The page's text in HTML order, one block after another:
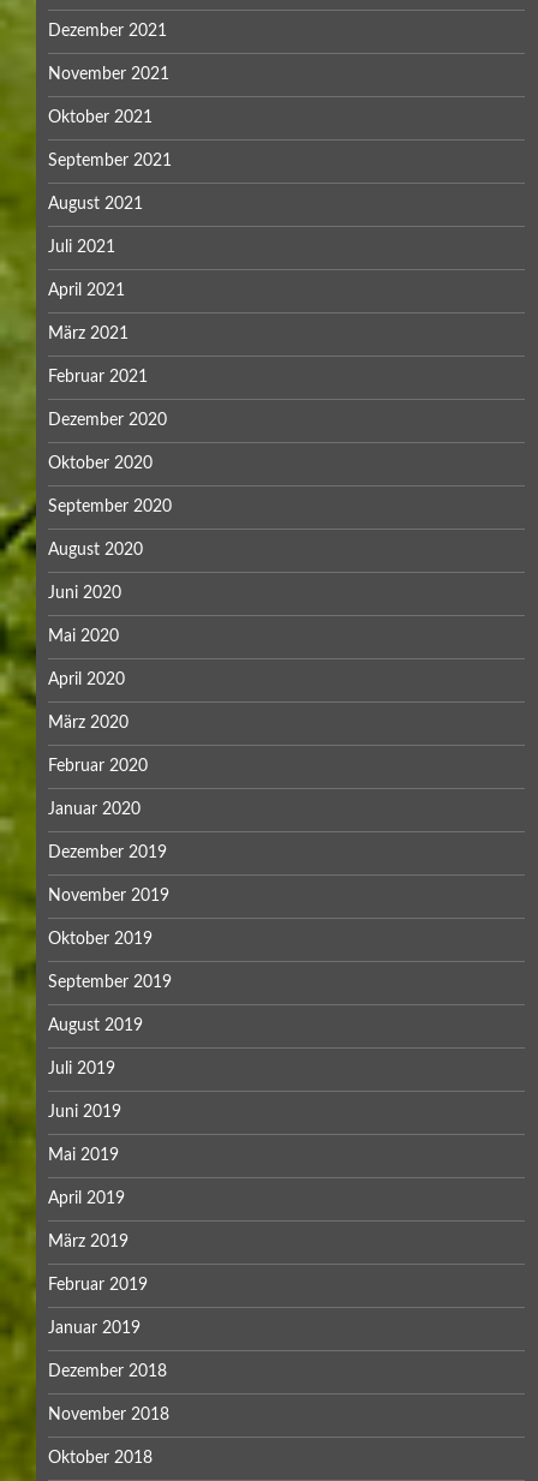
Dezember 2021
November 2021
Oktober 2021
September 2021
August 2021
Juli 2021
April 2021
März 2021
Februar 2021
Dezember 2020
Oktober 2020
September 2020
August 2020
Juni 2020
Mai 2020
April 2020
März 2020
Februar 2020
Januar 2020
Dezember 2019
November 2019
Oktober 2019
September 2019
August 2019
Juli 2019
Juni 2019
Mai 2019
April 2019
März 2019
Februar 2019
Januar 2019
Dezember 2018
November 2018
Oktober 2018